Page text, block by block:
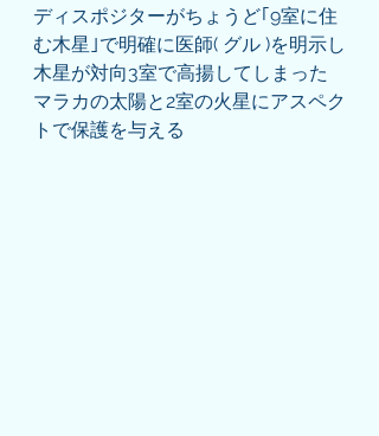
ディスポジターがちょうど｢9室に住
む木星｣で明確に医師( グル )を明示し
木星が対向3室で高揚してしまった
マラカの太陽と2室の火星にアスペク
トで保護を与える